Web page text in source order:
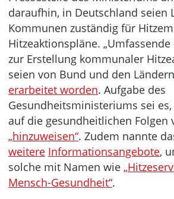
daraufhin, in Deutschland seien
Kommunen zuständig für
Hitzeaktionspläne.
zur Erstellung kommunaler
seien von Bund und den Ländern
erarbeitet worden. Aufgabe des
Gesundheitsministeriums sei
auf die gesundheitlichen Folgen
„hinzuweisen“. Zudem nannte
weitere Informationsangebote,
solche mit Namen wie
Mensch-Gesundheit“.